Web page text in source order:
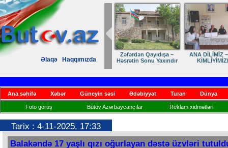
Əlaqə Haqqımızda
Zəfərdən Qayıdışa –
Həsrətin Sonu Yaxındır
ANA DİLİMİZ
Ana səhifə Xəbər Güneyin səsi Ədəbiyyat Turan Dünya
Foto görüş Bütöv Azərbaycançılar Reklam xidmətləri
Tarix : 4-11-2025, 17:33
Balakəndə 17 yaşlı qızı oğurlayan dəstə üzvləri